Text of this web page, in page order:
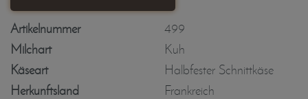
Artikelnummer
499
Milchart
Kuh
Käseart
Halbfester Schnittkäse
Herkunftsland
Frankreich